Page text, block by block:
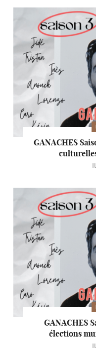
GANACHES
GANACHES
élections